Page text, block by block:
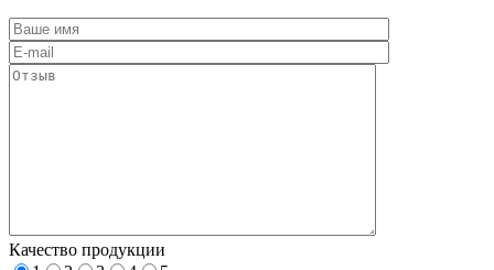
Качество продукции